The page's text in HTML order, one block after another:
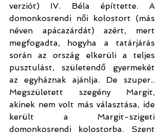
verziót) IV. Béla építtette. A
domonkosrendi női kolostort (más
néven apácazárdát) azért, mert
megfogadta, hogyha a tatárjárás
során az ország elkerüli a teljes
pusztulást, születendő gyermekét
az egyháznak ajánlja. De szuper..
Megszületett szegény Margit,
akinek nem volt más választása, ide
került a Margit-szigeti
domonkosrendi kolostorba. Szent